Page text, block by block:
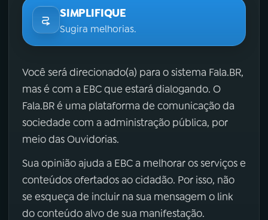
SIMPLIFIQUE
Sugira melhorias.
Você será direcionado(a) para o sistema Fala.BR,
mas é com a EBC que estará dialogando. O
Fala.BR é uma plataforma de comunicação da
sociedade com a administração pública, por
meio das Ouvidorias.
Sua opinião ajuda a EBC a melhorar os serviços e
conteúdos ofertados ao cidadão. Por isso, não
se esqueça de incluir na sua mensagem o link
do conteúdo alvo de sua manifestação.